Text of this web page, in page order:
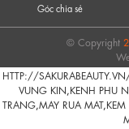
Góc chia sẻ
© Copyright
HTTP://
VUNG KIN KENH PHU
TRANG, MAY RUA MAT,